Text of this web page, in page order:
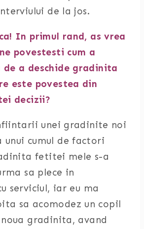
de la jos.
In primul rand, as vrea
povestesti cum a
de a deschide gradinita
este povestea din
decizii?
unei gradinite noi
unui cumul de factori
fetitei mele s-a
sa plece in
serviciul, iar eu ma
sa acomodez un copil
gradinita, avand